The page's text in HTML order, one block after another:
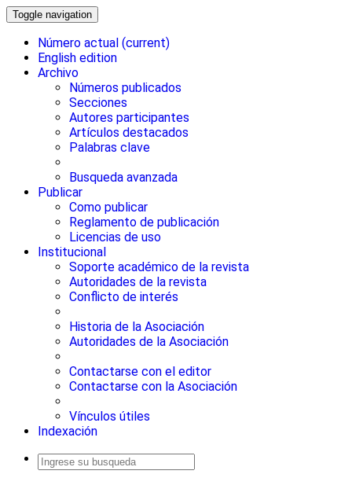
Toggle navigation
Número actual (current)
English edition
Archivo
Números publicados
Secciones
Autores participantes
Artículos destacados
Palabras clave
Busqueda avanzada
Publicar
Como publicar
Reglamento de publicación
Licencias de uso
Institucional
Soporte académico de la revista
Autoridades de la revista
Conflicto de interés
Historia de la Asociación
Autoridades de la Asociación
Contactarse con el editor
Contactarse con la Asociación
Vínculos útiles
Indexación